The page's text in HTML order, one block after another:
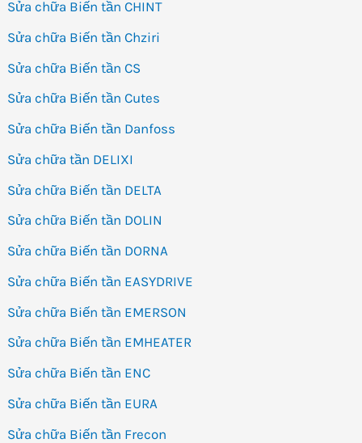
Sửa chữa Biến tần CHINT
Sửa chữa Biến tần Chziri
Sửa chữa Biến tần CS
Sửa chữa Biến tần Cutes
Sửa chữa Biến tần Danfoss
Sửa chữa tần DELIXI
Sửa chữa Biến tần DELTA
Sửa chữa Biến tần DOLIN
Sửa chữa Biến tần DORNA
Sửa chữa Biến tần EASYDRIVE
Sửa chữa Biến tần EMERSON
Sửa chữa Biến tần EMHEATER
Sửa chữa Biến tần ENC
Sửa chữa Biến tần EURA
Sửa chữa Biến tần Frecon